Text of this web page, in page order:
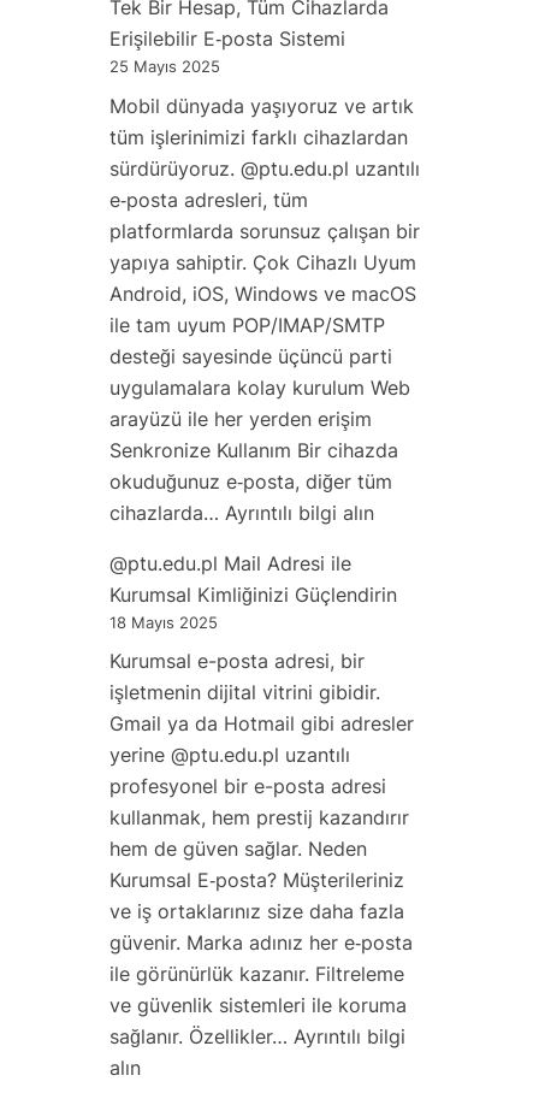
Gizliliğiniz
Verilerin
Korunması
Tek Bir Hesap, Tüm Cihazlarda
Erişilebilir E‑posta Sistemi
25 Mayıs 2025
Mobil dünyada yaşıyoruz ve artık
tüm işlerinimizi farklı cihazlardan
sürdürüyoruz. @ptu.edu.pl uzantılı
e‑posta adresleri, tüm
platformlarda sorunsuz çalışan bir
yapıya sahiptir. Çok Cihazlı Uyum
Android, iOS, Windows ve macOS
ile tam uyum POP/IMAP/SMTP
desteği sayesinde üçüncü parti
uygulamalara kolay kurulum Web
arayüzü ile her yerden erişim
Senkronize Kullanım Bir cihazda
okuduğunuz e‑posta, diğer tüm
cihazlarda… Ayrıntılı bilgi alın:
Hesap,
Erişilebilir
E‑posta
@ptu.edu.pl Mail Adresi ile
Kurumsal Kimliğinizi Güçlendirin
18 Mayıs 2025
Kurumsal e-posta adresi, bir
işletmenin dijital vitrini gibidir.
Gmail ya da Hotmail gibi adresler
yerine @ptu.edu.pl uzantılı
profesyonel bir e-posta adresi
kullanmak, hem prestij kazandırır
hem de güven sağlar. Neden
Kurumsal E‑posta? Müşterileriniz
ve iş ortaklarınız size daha fazla
güvenir. Marka adınız her e‑posta
ile görünürlük kazanır. Filtreleme
ve güvenlik sistemleri ile koruma
sağlanır. Özellikler… Ayrıntılı bilgi
alın: